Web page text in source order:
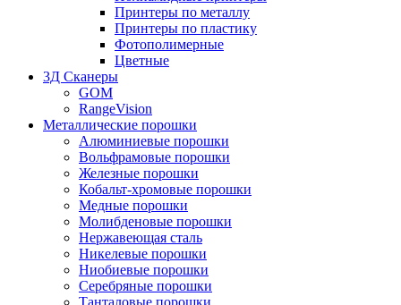
Принтеры по металлу
Принтеры по пластику
Фотополимерные
Цветные
3Д Сканеры
GOM
RangeVision
Металлические порошки
Алюминиевые порошки
Вольфрамовые порошки
Железные порошки
Кобальт-хромовые порошки
Медные порошки
Молибденовые порошки
Нержавеющая сталь
Никелевые порошки
Ниобиевые порошки
Серебряные порошки
Танталовые порошки